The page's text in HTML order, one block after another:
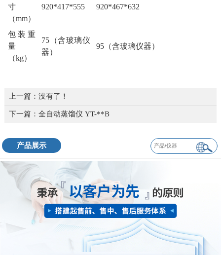
寸
（mm）
920*417*555 920*467*632
包装重
量
（kg）
75（含玻璃仪
器）
95（含玻璃仪器）
上一篇：没有了！
下一篇： 全自动蒸馏仪 YT-**B
产品展示